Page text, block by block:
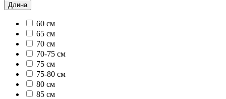
Длина
60 см
65 см
70 см
70-75 см
75 см
75-80 см
80 см
85 см